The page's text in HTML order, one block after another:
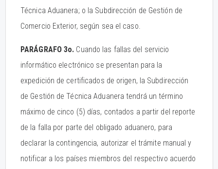
Técnica Aduanera; o la Subdirección de Gestión de
Comercio Exterior, según sea el caso.
PARÁGRAFO 3o. Cuando las fallas del servicio
informático electrónico se presentan para la
expedición de certificados de origen, la Subdirección
de Gestión de Técnica Aduanera tendrá un término
máximo de cinco (5) días, contados a partir del reporte
de la falla por parte del obligado aduanero, para
declarar la contingencia, autorizar el trámite manual y
notificar a los países miembros del respectivo acuerdo